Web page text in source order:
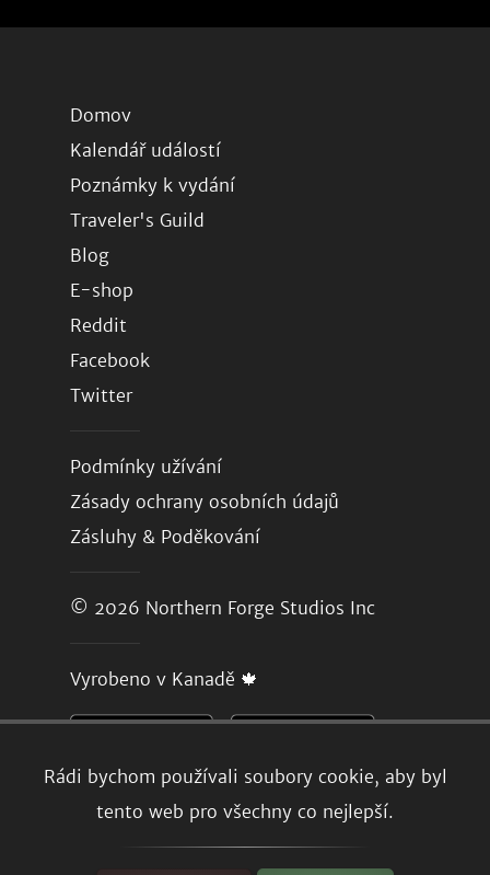
Rádi bychom používali soubory cookie, aby byl
tento web pro všechny co nejlepší.
Domov
Kalendář událostí
Poznámky k vydání
Traveler's Guild
Blog
E-shop
Reddit
Facebook
Twitter
Podmínky užívání
Zásady ochrany osobních údajů
Zásluhy & Poděkování
© 2026 Northern Forge Studios Inc
Vyrobeno v Kanadě 🍁